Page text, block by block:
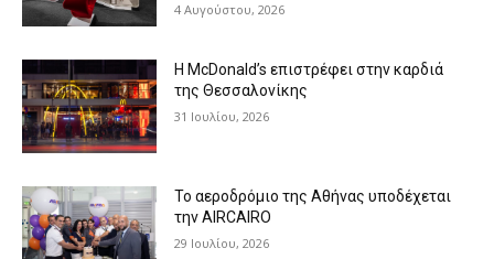
4 Αυγούστου, 2026
Η McDonald’s επιστρέφει στην καρδιά
της Θεσσαλονίκης
31 Ιουλίου, 2026
Το αεροδρόμιο της Αθήνας υποδέχεται
την AIRCAIRO
29 Ιουλίου, 2026